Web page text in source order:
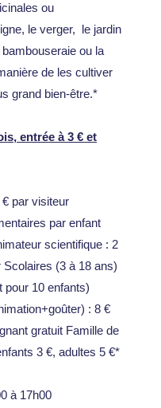
ou
le verger, le jardin
ou la
de les cultiver
grand bien-être.*
entrée à 3 € et
€ par visiteur
par enfant
scientifique : 2
(3 à 18 ans)
pour 10 enfants)
: 8 €
gratuit Famille de
3 €, adultes 5 €*
à 17h00